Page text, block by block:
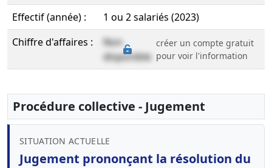
Effectif (année) :
1 ou 2 salariés (2023)
Chiffre d'affaires :
Non
disponible
créer un compte gratuit
pour voir l'information
Procédure collective - Jugement
SITUATION ACTUELLE
Jugement prononçant la résolution du